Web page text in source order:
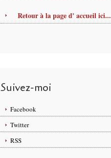
Retour à la page d' accueil ici...
Suivez-moi
Facebook
Twitter
RSS